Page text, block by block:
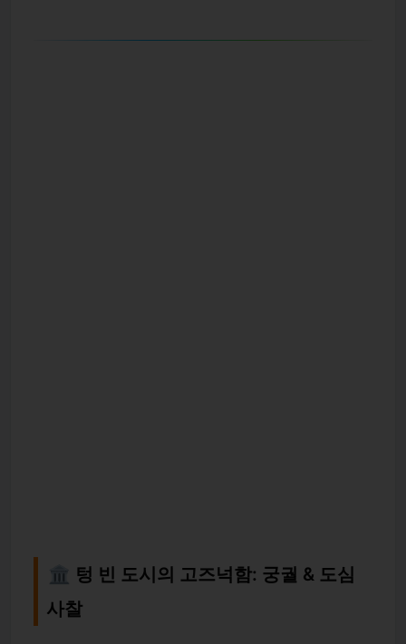
🏛️ 텅 빈 도시의 고즈넉함: 궁궐 & 도심
사찰